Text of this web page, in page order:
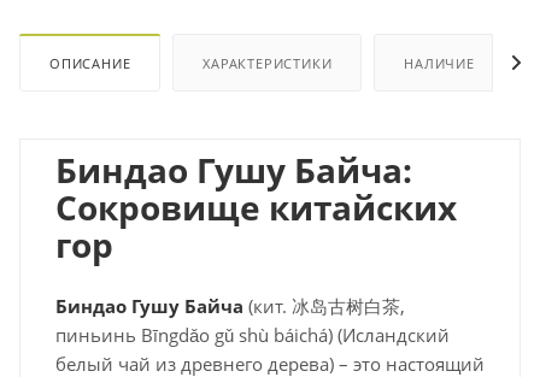
ОПИСАНИЕ ХАРАКТЕРИСТИКИ НАЛИЧИЕ
Биндао Гушу Байча:
Сокровище китайских
гор
Биндао Гушу Байча (кит. 冰岛古树白茶,
пиньинь Bīngdǎo gǔ shù báichá) (Исландский
белый чай из древнего дерева) – это настоящий